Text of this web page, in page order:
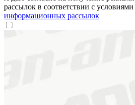
рассылок в соответствии с условиями
информационных рассылок